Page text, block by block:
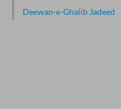
Deewan-e-Ghalib Jadeed